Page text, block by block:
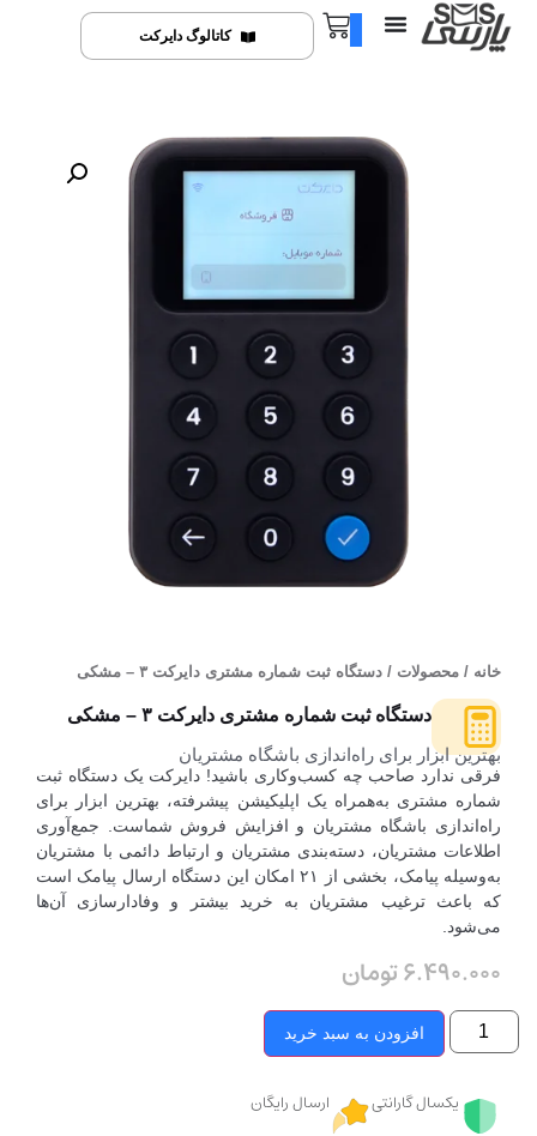
کاتالوگ دایرکت
خانه / محصولات / دستگاه ثبت شماره مشتری دایرکت ۳ – مشکی
دستگاه ثبت شماره مشتری دایرکت ۳ – مشکی
بهترین ابزار برای راه‌اندازی باشگاه مشتریان
فرقی ندارد صاحب چه کسب‌وکاری باشید! دایرکت یک دستگاه ثبت
شماره مشتری به‌همراه یک اپلیکیشن پیشرفته، بهترین ابزار برای
راه‌اندازی باشگاه مشتریان و افزایش فروش شماست. جمع‌آوری
اطلاعات مشتریان، دسته‌بندی مشتریان و ارتباط دائمی با مشتریان
به‌وسیله پیامک، بخشی از ۲۱ امکان این دستگاه ارسال پیامک است
که باعث ترغیب مشتریان به خرید بیشتر و وفادارسازی آن‌ها
می‌شود.
6.490.000تومان
افزودن به سبد خرید
یکسال گارانتی
ارسال رایگان